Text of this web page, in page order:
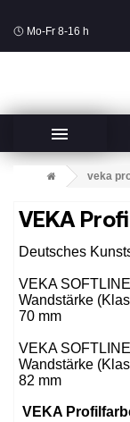
Mo-Fr 8-16 h

veka
VEKA
Deutsches
VEKA
Wandstärke
70 mm
VEKA
Wandstärke
82 mm
VEKA